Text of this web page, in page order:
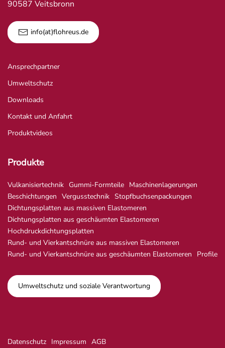
90587 Veitsbronn
info(at)flohreus.de
Ansprechpartner
Umweltschutz
Downloads
Kontakt und Anfahrt
Produktvideos
Produkte
Vulkanisiertechnik Gummi-Formteile Maschinenlagerungen
Beschichtungen Vergusstechnik Stopfbuchsenpackungen
Dichtungsplatten aus massiven Elastomeren
Dichtungsplatten aus geschäumten Elastomeren
Hochdruckdichtungsplatten
Rund- und Vierkantschnüre aus massiven Elastomeren
Rund- und Vierkantschnüre aus geschäumten Elastomeren
Profile
Umweltschutz und soziale Verantwortung
Datenschutz Impressum AGB